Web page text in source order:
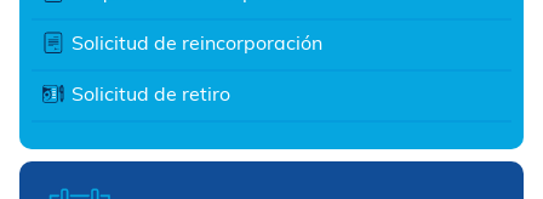
Solicitud de reincorporación
Solicitud de retiro